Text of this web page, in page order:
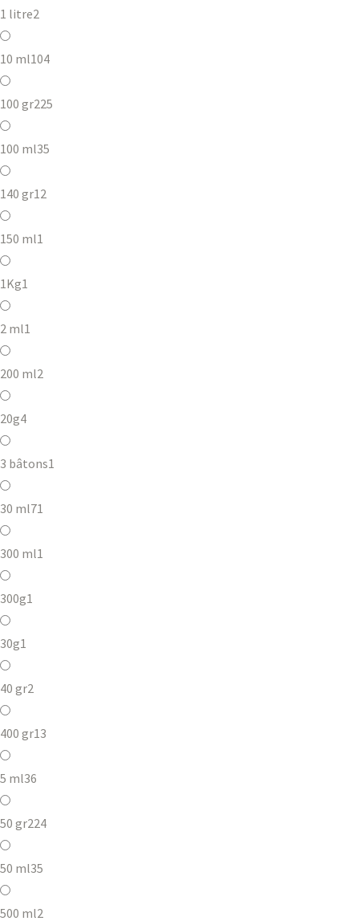
1 litre2
10 ml104
100 gr225
100 ml35
140 gr12
150 ml1
1Kg1
2 ml1
200 ml2
20g4
3 bâtons1
30 ml71
300 ml1
300g1
30g1
40 gr2
400 gr13
5 ml36
50 gr224
50 ml35
500 ml2